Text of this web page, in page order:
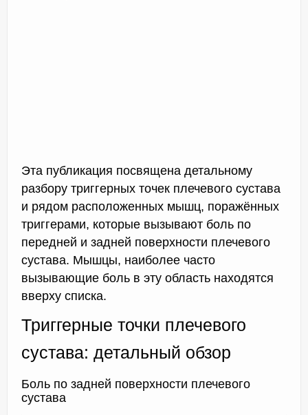
Эта публикация посвящена детальному
разбору триггерных точек плечевого сустава
и рядом расположенных мышц, поражённых
триггерами, которые вызывают боль по
передней и задней поверхности плечевого
сустава. Мышцы, наиболее часто
вызывающие боль в эту область находятся
вверху списка.
Триггерные точки плечевого
сустава: детальный обзор
Боль по задней поверхности плечевого
сустава